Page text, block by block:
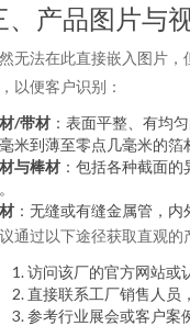
、产品图片与
无法在此直接嵌入图片
以便客户识别：
/带材 ：表面平整、有均
米到薄至零点几毫米的箔
与棒材 ：包括各种截面
：无缝或有缝金属管，内
通过以下途径获取直观的
访问该厂的官方网站或
直接联系工厂销售人员
参考行业展会或客户案